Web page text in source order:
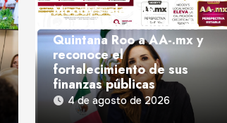
Moody’s eleva la
calificación crediticia de
Quintana Roo a AA-.mx y
reconoce el
fortalecimiento de sus
finanzas públicas
4 de agosto de 2026